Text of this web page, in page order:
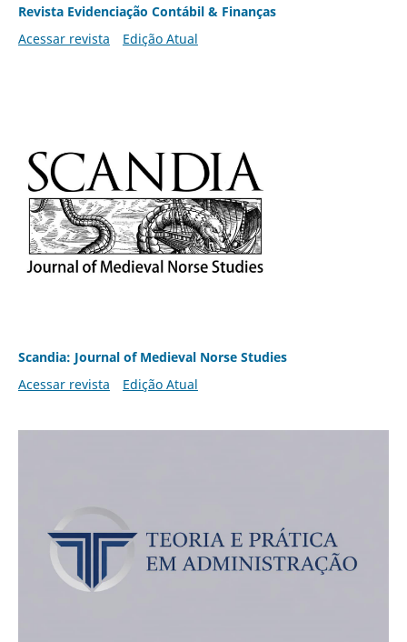
Revista Evidenciação Contábil & Finanças
Acessar revista
Edição Atual
Scandia: Journal of Medieval Norse Studies
Acessar revista
Edição Atual